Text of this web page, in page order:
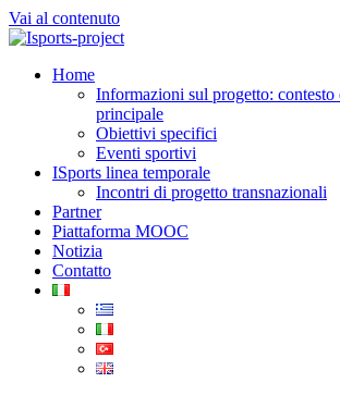
Vai al contenuto
Home
Informazioni sul progetto: contesto
principale
Obiettivi specifici
Eventi sportivi
ISports linea temporale
Incontri di progetto transnazionali
Partner
Piattaforma MOOC
Notizia
Contatto